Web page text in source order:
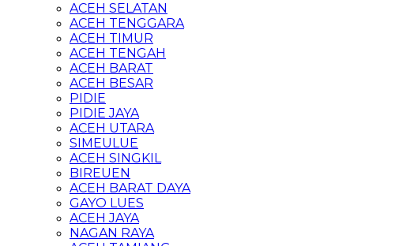
ACEH SELATAN
ACEH TENGGARA
ACEH TIMUR
ACEH TENGAH
ACEH BARAT
ACEH BESAR
PIDIE
PIDIE JAYA
ACEH UTARA
SIMEULUE
ACEH SINGKIL
BIREUEN
ACEH BARAT DAYA
GAYO LUES
ACEH JAYA
NAGAN RAYA